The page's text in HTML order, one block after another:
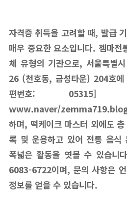
자격증 취득을 고려할 때, 발급
매우 중요한 요소입니다. 젬마전
체 유형의 기관으로, 서울특별
26 (천호동, 금성타운) 204호
편번호: 05315]
www.naver/
하며, 떡케이크 마스터 외에도
록 및 운용하고 있어 전통 음식
폭넓은 활동을 엿볼 수 있습니
6083-6722이며, 문의 사항은
정보를 얻을 수 있습니다.